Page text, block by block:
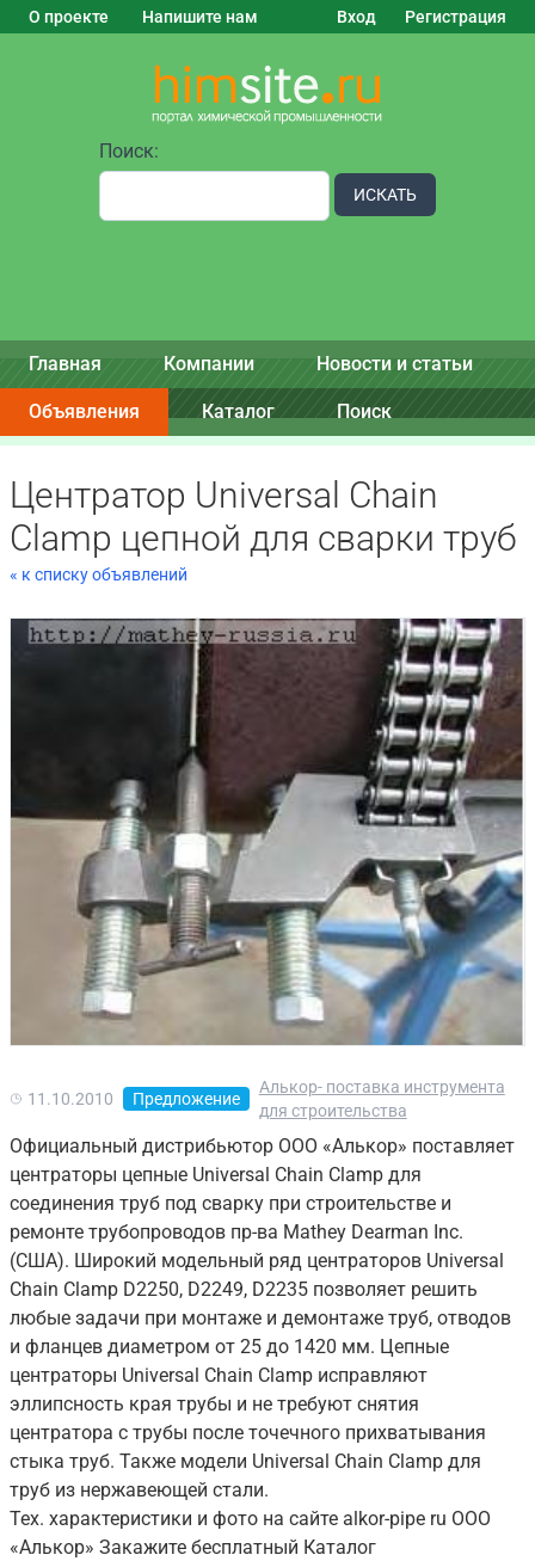
О проекте Напишите нам Вход Регистрация
Поиск:
ИСКАТЬ
Главная Компании Новости и статьи
Объявления Каталог Поиск
Центратор Universal Chain
Clamp цепной для сварки труб
« к списку объявлений
11.10.2010 Предложение
Алькор- поставка инструмента
для строительства
Официальный дистрибьютор ООО «Алькор» поставляет
центраторы цепные Universal Chain Clamp для
соединения труб под сварку при строительстве и
ремонте трубопроводов пр-ва Mathey Dearman Inc.
(США). Широкий модельный ряд центраторов Universal
Chain Clamp D2250, D2249, D2235 позволяет решить
любые задачи при монтаже и демонтаже труб, отводов
и фланцев диаметром от 25 до 1420 мм. Цепные
центраторы Universal Chain Clamp исправляют
эллипсность края трубы и не требуют снятия
центратора с трубы после точечного прихватывания
стыка труб. Также модели Universal Chain Clamp для
труб из нержавеющей стали.
Тех. характеристики и фото на сайте alkor-pipe ru ООО
«Алькор» Закажите бесплатный Каталог